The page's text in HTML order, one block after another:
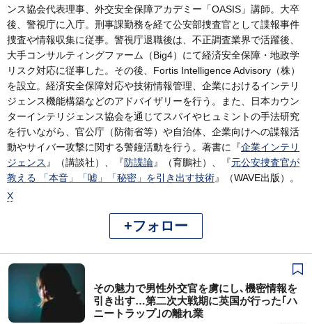
ンス協会代表理事、外交安全保障アカデミー「OASIS」講師。大卒
後、警視庁に入庁。刑事課勤務を経て公安部捜査官として諜報事件
捜査や情報収集に従事。警視庁退職後は、不正調査業界で活躍後、
大手コンサルティングファーム（Big4）にて経済安全保障・地政学
リスク対応に従事した。その後、Fortis Intelligence Advisory（株）
を設立。経済安全保障対応や技術情報管理、企業におけるインテリ
ジェンス機能構築などのアドバイザリーを行う。また、日本カウン
ターインテリジェンス協会を通じてスパイやヒュミントの手法研究
を行いながら、官公庁（防衛省等）や自治体、企業向けへの諜報活
動やサイバー攻撃に関する警鐘活動を行う。著書に『企業インテリ
ジェンス 』（講談社）、『防諜論』（育鵬社）、『元公安捜査官が
教える 「本音」「嘘」「秘密」を引き出す技術』（WAVE出版）。
X
+フォロー
その魅力で男性外交官を虜にし､機密情報を
引き出す…第二次大戦期に英国が行った｢ハ
ニートラップ｣の離れ業